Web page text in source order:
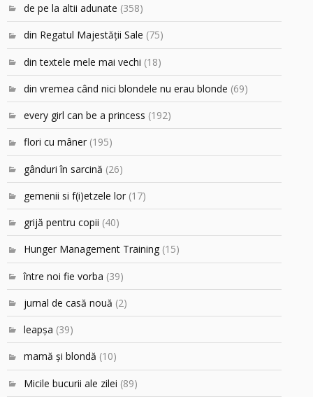
de pe la altii adunate (358)
din Regatul Majestăţii Sale (75)
din textele mele mai vechi (18)
din vremea când nici blondele nu erau blonde (69)
every girl can be a princess (192)
flori cu mâner (195)
gânduri în sarcină (26)
gemenii si f(i)etzele lor (17)
grijă pentru copii (40)
Hunger Management Training (15)
între noi fie vorba (39)
jurnal de casă nouă (2)
leapşa (39)
mamă şi blondă (10)
Micile bucurii ale zilei (89)